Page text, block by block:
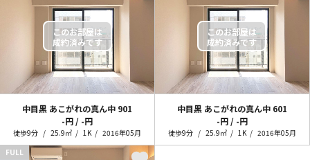
中目黒 あこがれの真ん中 901
-円 / -円
徒歩9分 25.9㎡ 1K 2016年05月
中目黒 あこがれの真ん中 601
-円 / -円
徒歩9分 25.9㎡ 1K
2016年05月
FULL